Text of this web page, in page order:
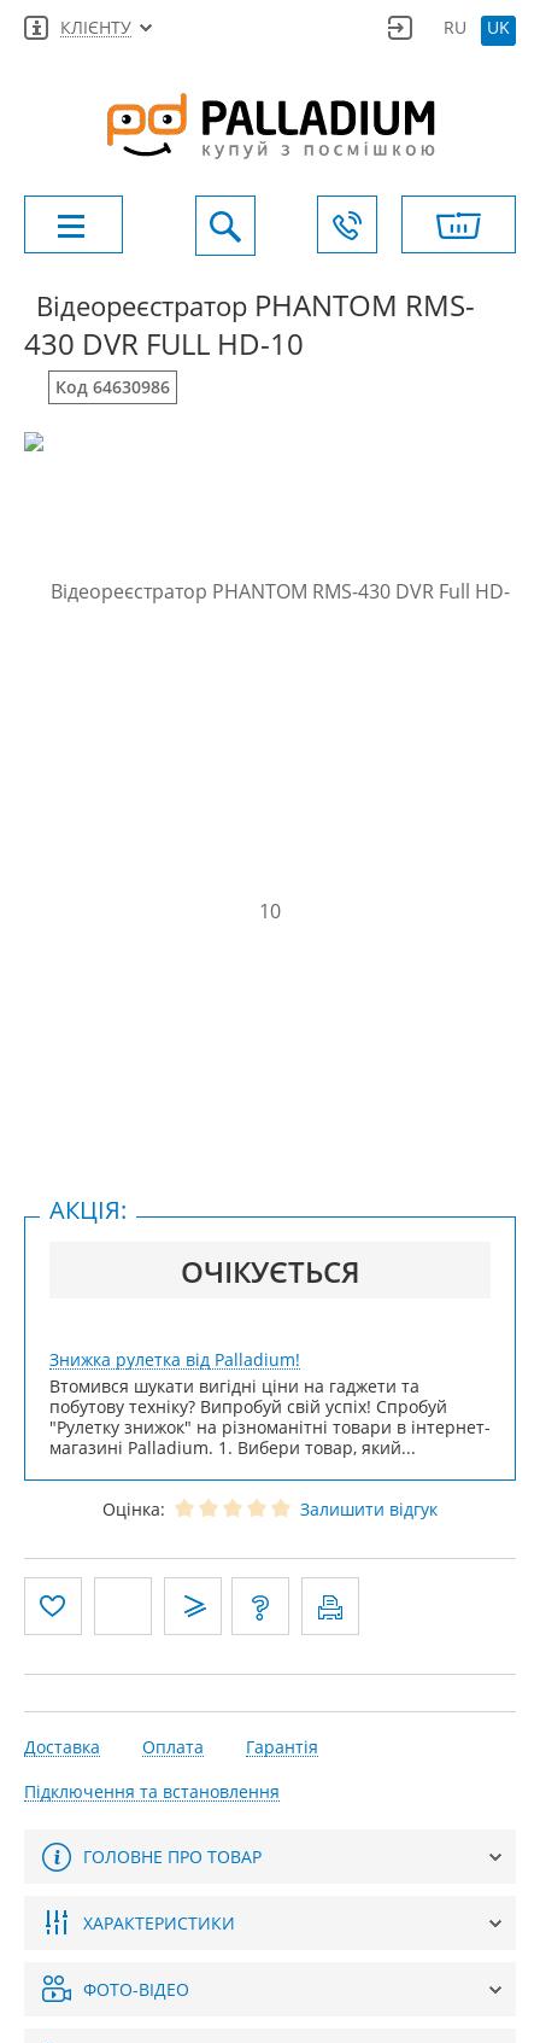
КЛІЄНТУ RU UK
Відеореєстратор PHANTOM RMS-
430 DVR FULL HD-10
Код 64630986
ОЧІКУЄТЬСЯ
АКЦІЯ:
Знижка рулетка від Palladium!
Втомився шукати вигідні ціни на гаджети та
побутову техніку? Випробуй свій успіх! Спробуй
"Рулетку знижок" на різноманітні товари в інтернет-
магазині Palladium. 1. Вибери товар, який...
Оцінка: Залишити відгук
Доставка Оплата
Гарантія
Підключення та встановлення
ГОЛОВНЕ ПРО ТОВАР
ХАРАКТЕРИСТИКИ
ФОТО-ВІДЕО